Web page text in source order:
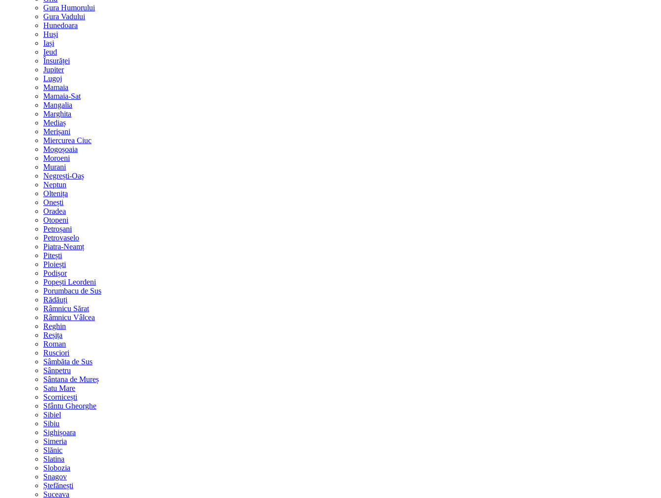
Gura Humorului
Gura Vadului
Hunedoara
Huși
Iași
Ieud
Însurăței
Jupiter
Lugoj
Mamaia
Mamaia-Sat
Mangalia
Marghita
Mediaș
Merișani
Miercurea Ciuc
Mogoșoaia
Moroeni
Murani
Negrești-Oaș
Neptun
Oltenița
Onești
Oradea
Otopeni
Petroșani
Petrovaselo
Piatra-Neamț
Pitești
Ploiești
Podișor
Popești Leordeni
Porumbacu de Sus
Rădăuți
Râmnicu Sărat
Râmnicu Vâlcea
Reghin
Reșița
Roman
Rusciori
Sâmbăta de Sus
Sânpetru
Sântana de Mureș
Satu Mare
Scornicești
Sfântu Gheorghe
Sibiel
Sibiu
Sighișoara
Simeria
Slănic
Slatina
Slobozia
Snagov
Ștefănești
Suceava